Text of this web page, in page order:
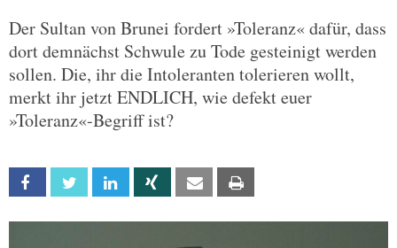
Der Sultan von Brunei fordert »Toleranz« dafür, dass
dort demnächst Schwule zu Tode gesteinigt werden
sollen. Die, ihr die Intoleranten tolerieren wollt,
merkt ihr jetzt ENDLICH, wie defekt euer
»Toleranz«-Begriff ist?
Facebook Twitter Linkedin Xing Email